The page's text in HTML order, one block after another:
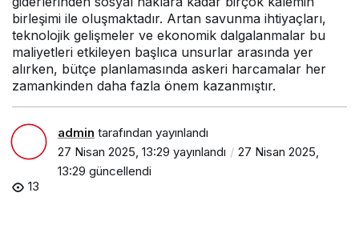
birleşimi ile oluşmaktadır. Artan savunma ihtiyaçları,
teknolojik gelişmeler ve ekonomik dalgalanmalar bu
maliyetleri etkileyen başlıca unsurlar arasında yer
alırken, bütçe planlamasında askeri harcamalar her
zamankinden daha fazla önem kazanmıştır.
admin tarafından yayınlandı
27 Nisan 2025, 13:29 yayınlandı
27 Nisan 2025,
13:29 güncellendi
13